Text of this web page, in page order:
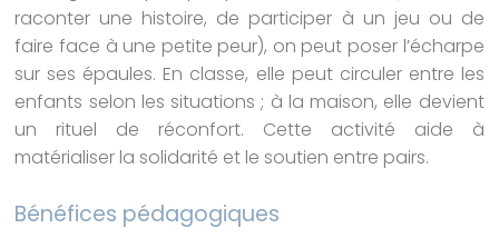
raconter une histoire, de participer à un jeu ou de
faire face à une petite peur), on peut poser l’écharpe
sur ses épaules. En classe, elle peut circuler entre les
enfants selon les situations ; à la maison, elle devient
un rituel de réconfort. Cette activité aide à
matérialiser la solidarité et le soutien entre pairs.
Bénéfices pédagogiques